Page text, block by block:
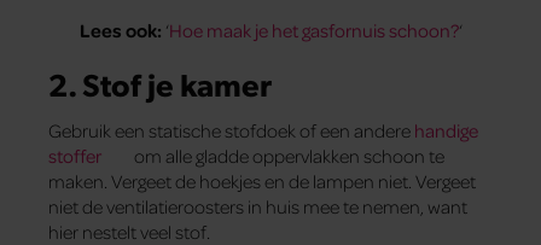
Lees ook: ‘Hoe maak je het gasfornuis schoon?‘
2. Stof je kamer
Gebruik een statische stofdoek of een andere handige
stoffer
om alle gladde oppervlakken schoon te
maken. Vergeet de hoekjes en de lampen niet. Vergeet
niet de ventilatieroosters in huis mee te nemen, want
hier nestelt veel stof.